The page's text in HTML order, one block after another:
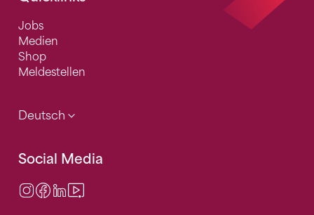
Jobs
Medien
Shop
Meldestellen
Deutsch
Social Media
Instagram
Facebook
LinkedIn